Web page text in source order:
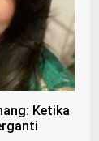
Ketika